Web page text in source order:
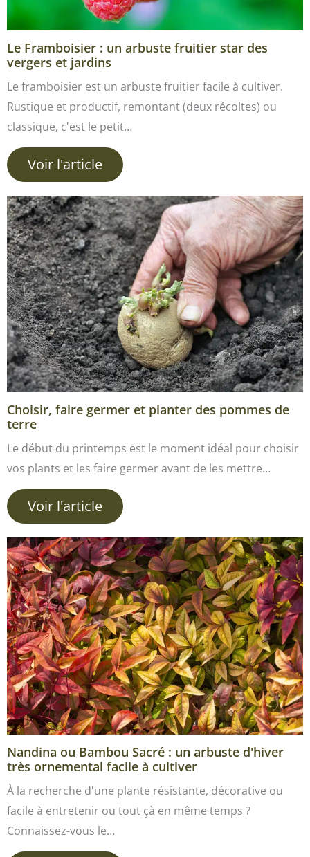
Le Framboisier : un arbuste fruitier star des
vergers et jardins
Le framboisier est un arbuste fruitier facile à cultiver.
Rustique et productif, remontant (deux récoltes) ou
classique, c'est le petit…
Voir l'article
Choisir, faire germer et planter des pommes de
terre
Le début du printemps est le moment idéal pour choisir
vos plants et les faire germer avant de les mettre…
Voir l'article
Nandina ou Bambou Sacré : un arbuste d'hiver
très ornemental facile à cultiver
À la recherche d'une plante résistante, décorative ou
facile à entretenir ou tout çà en même temps ?
Connaissez-vous le…